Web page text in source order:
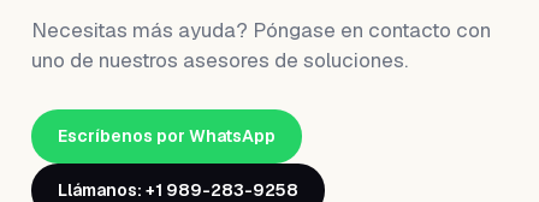
Necesitas más ayuda? Póngase en contacto con
uno de nuestros asesores de soluciones.
Escríbenos por WhatsApp
Llámanos: +1 989-283-9258